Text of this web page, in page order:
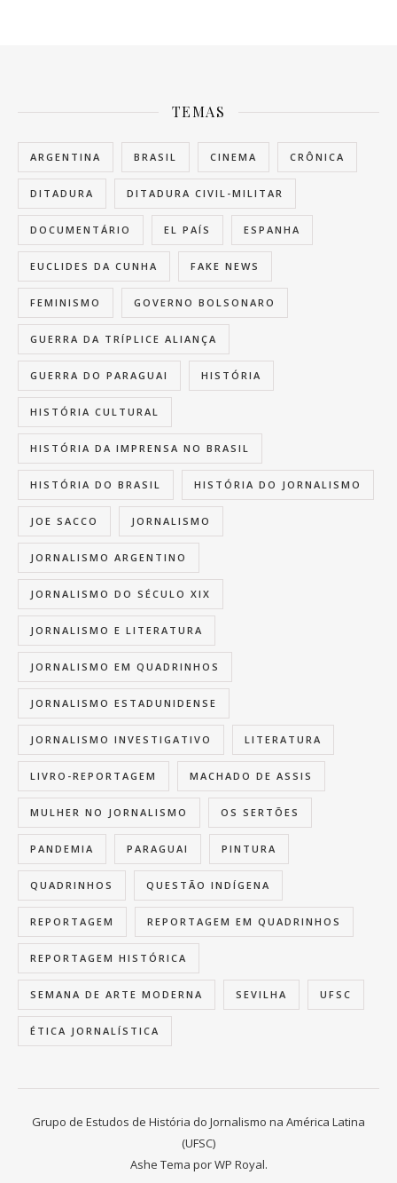
TEMAS
ARGENTINA BRASIL CINEMA CRÔNICA
DITADURA DITADURA CIVIL-MILITAR
DOCUMENTÁRIO EL PAÍS ESPANHA
EUCLIDES DA CUNHA FAKE NEWS
FEMINISMO GOVERNO BOLSONARO
GUERRA DA TRÍPLICE ALIANÇA
GUERRA DO PARAGUAI HISTÓRIA
HISTÓRIA CULTURAL
HISTÓRIA DA IMPRENSA NO BRASIL
HISTÓRIA DO BRASIL HISTÓRIA DO JORNALISMO
JOE SACCO JORNALISMO
JORNALISMO ARGENTINO
JORNALISMO DO SÉCULO XIX
JORNALISMO E LITERATURA
JORNALISMO EM QUADRINHOS
JORNALISMO ESTADUNIDENSE
JORNALISMO INVESTIGATIVO LITERATURA
LIVRO-REPORTAGEM MACHADO DE ASSIS
MULHER NO JORNALISMO OS SERTÕES
PANDEMIA PARAGUAI PINTURA
QUADRINHOS QUESTÃO INDÍGENA
REPORTAGEM REPORTAGEM EM QUADRINHOS
REPORTAGEM HISTÓRICA
SEMANA DE ARTE MODERNA SEVILHA UFSC
ÉTICA JORNALÍSTICA
Grupo de Estudos de História do Jornalismo na América Latina
(UFSC)
Ashe Tema porWP Royal.